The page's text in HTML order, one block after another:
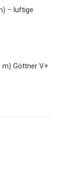
– luftige
m) Göttner V+